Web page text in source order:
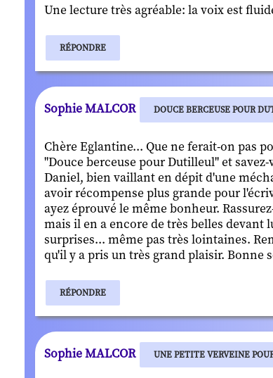
Une lecture très agréable: la voix est
RÉPONDRE
Sophie MALCOR DOUCE BERCEUSE POUR
Chère Eglantine... Que ne ferait-on pas
"Douce berceuse pour Dutilleul" et
Daniel, bien vaillant en dépit d'une
avoir récompense plus grande pour
ayez éprouvé le même bonheur.
mais il en a encore de très belles devant
surprises... même pas très lointaines.
qu'il y a pris un très grand plaisir. Bonne
RÉPONDRE
Sophie MALCOR UNE PETITE VERVEINE